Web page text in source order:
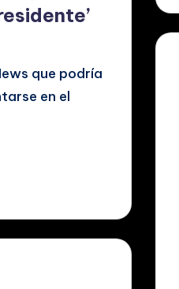
que podría
en el